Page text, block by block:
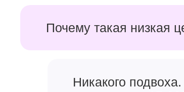
Почему такая низкая
Никакого